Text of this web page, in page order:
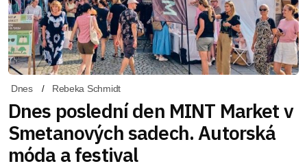
Dnes Rebeka Schmidt
Dnes poslední den MINT Market v
Smetanových sadech. Autorská
móda a festival